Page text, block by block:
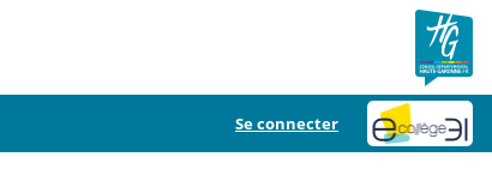
Se connecter